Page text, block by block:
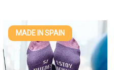
MADE IN SPAIN